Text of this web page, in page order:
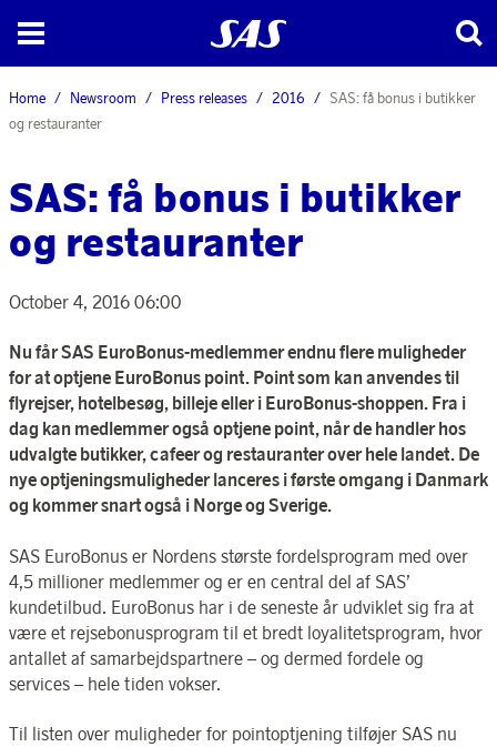
Home Newsroom Press releases 2016
SAS: få bonus i butikker
og restauranter
SAS: få bonus i butikker
og restauranter
October 4, 2016 06:00
Nu får SAS EuroBonus-medlemmer endnu flere muligheder
for at optjene EuroBonus point. Point som kan anvendes til
flyrejser, hotelbesøg, billeje eller i EuroBonus-shoppen. Fra i
dag kan medlemmer også optjene point, når de handler hos
udvalgte butikker, cafeer og restauranter over hele landet. De
nye optjeningsmuligheder lanceres i første omgang i Danmark
og kommer snart også i Norge og Sverige.
SAS EuroBonus er Nordens største fordelsprogram med over
4,5 millioner medlemmer og er en central del af SAS’
kundetilbud. EuroBonus har i de seneste år udviklet sig fra at
være et rejsebonusprogram til et bredt loyalitetsprogram, hvor
antallet af samarbejdspartnere – og dermed fordele og
services – hele tiden vokser.
Til listen over muligheder for pointoptjening tilføjer SAS nu